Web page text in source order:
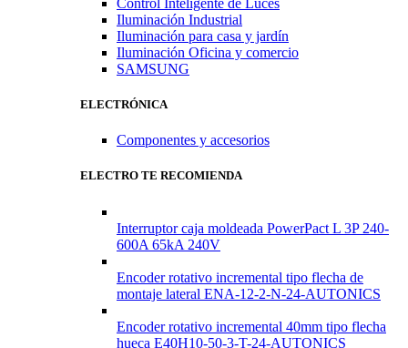
Control Inteligente de Luces
Iluminación Industrial
Iluminación para casa y jardín
Iluminación Oficina y comercio
SAMSUNG
ELECTRÓNICA
Componentes y accesorios
ELECTRO TE RECOMIENDA
Interruptor caja moldeada PowerPact L 3P 240-
600A 65kA 240V
Encoder rotativo incremental tipo flecha de
montaje lateral ENA-12-2-N-24-AUTONICS
Encoder rotativo incremental 40mm tipo flecha
hueca E40H10-50-3-T-24-AUTONICS